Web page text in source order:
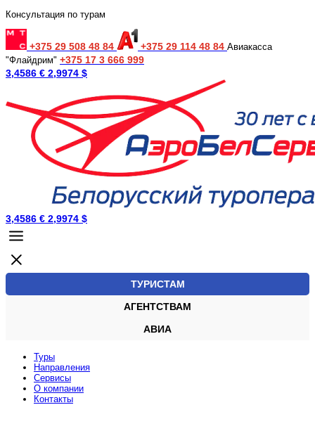
Консультация по турам
+375 29 508 48 84 +375 29 114 48 84 Авиакасса
"Флайдрим" +375 17 3 666 999
3,4586 € 2,9974 $
3,4586 € 2,9974 $
ТУРИСТАМ
АГЕНТСТВАМ
АВИА
Туры
Направления
Сервисы
O компании
Контакты